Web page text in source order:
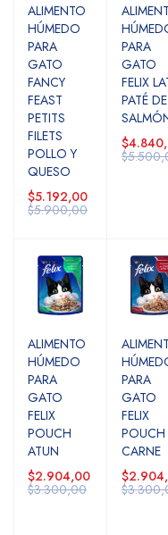
ALIMENTO
HÚMEDO
PARA
GATO
FANCY
FEAST
PETITS
FILETS
POLLO Y
QUESO
$5.192,00
$5.900,00
PARA
GATO
FELIX
PATÉ DE
ALIMENTO
HÚMEDO
PARA
GATO
FELIX
POUCH
ATUN
$2.904,00
$3.300,00
PARA
GATO
FELIX
POUCH
CARNE